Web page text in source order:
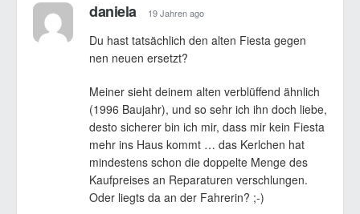
daniela 19 Jahren ago
Du hast tatsächlich den alten Fiesta gegen
nen neuen ersetzt?
Meiner sieht deinem alten verblüffend ähnlich
(1996 Baujahr), und so sehr ich ihn doch liebe,
desto sicherer bin ich mir, dass mir kein Fiesta
mehr ins Haus kommt … das Kerlchen hat
mindestens schon die doppelte Menge des
Kaufpreises an Reparaturen verschlungen.
Oder liegts da an der Fahrerin? ;-)